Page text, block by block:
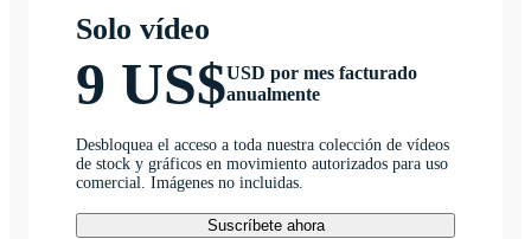
Solo vídeo
9 US$USD por mes facturado
anualmente
Desbloquea el acceso a toda nuestra colección de vídeos
de stock y gráficos en movimiento autorizados para uso
comercial. Imágenes no incluidas.
Suscríbete ahora